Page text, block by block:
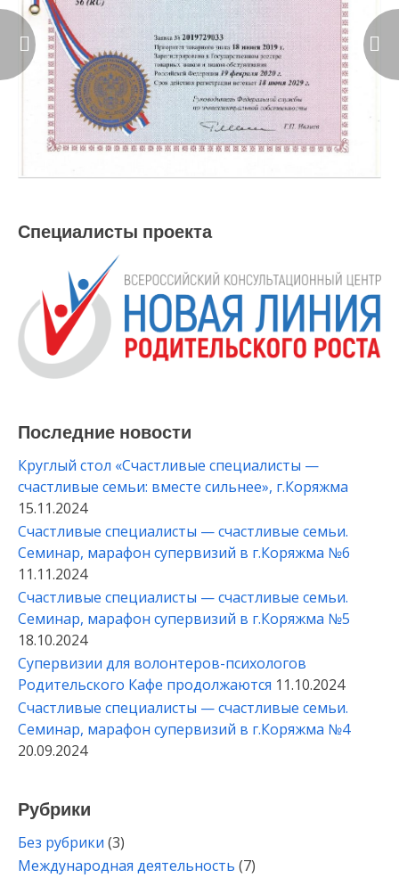
Специалисты проекта
Последние новости
Круглый стол «Счастливые специалисты —
счастливые семьи: вместе сильнее», г.Коряжма
15.11.2024
Счастливые специалисты — счастливые семьи.
Семинар, марафон супервизий в г.Коряжма №6
11.11.2024
Счастливые специалисты — счастливые семьи.
Семинар, марафон супервизий в г.Коряжма №5
18.10.2024
Супервизии для волонтеров-психологов
Родительского Кафе продолжаются 11.10.2024
Счастливые специалисты — счастливые семьи.
Семинар, марафон супервизий в г.Коряжма №4
20.09.2024
Рубрики
Без рубрики (3)
Международная деятельность (7)